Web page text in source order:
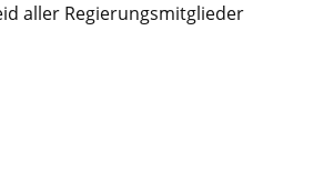
aller Regierungsmitglieder